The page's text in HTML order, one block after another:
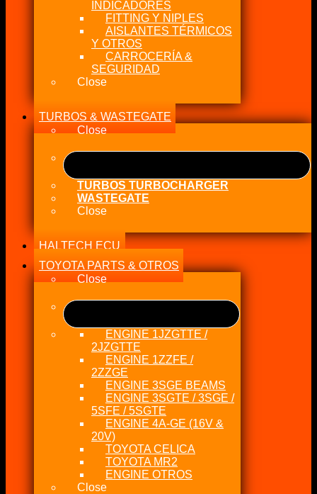
INDICADORES
FITTING Y NIPLES
AISLANTES TÉRMICOS
Y OTROS
CARROCERÍA &
SEGURIDAD
Close
TURBOS & WASTEGATE
Close
TURBOS TURBOCHARGER
WASTEGATE
Close
HALTECH ECU
TOYOTA PARTS & OTROS
Close
ENGINE 1JZGTTE /
2JZGTTE
ENGINE 1ZZFE /
2ZZGE
ENGINE 3SGE BEAMS
ENGINE 3SGTE / 3SGE /
5SFE / 5SGTE
ENGINE 4A-GE (16V &
20V)
TOYOTA CELICA
TOYOTA MR2
ENGINE OTROS
Close